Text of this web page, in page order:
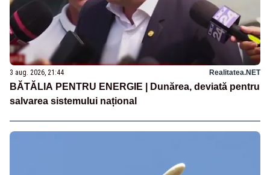
3 aug. 2026, 21:44 Realitatea.NET
BĂTĂLIA PENTRU ENERGIE | Dunărea, deviată pentru
salvarea sistemului național